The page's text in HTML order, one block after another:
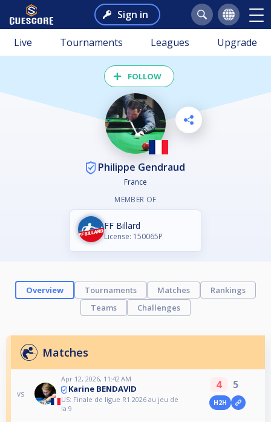
Sign in
Live Tournaments Leagues Upgrade
FOLLOW
Philippe Gendraud
France
MEMBER OF
FF Billard
License: 150065P
Overview Tournaments Matches
Rankings
Teams
Challenges
Matches
vs
Apr 12, 2026, 11:42 AM
Karine BENDAVID
US: Finale de ligue R1 2026 au jeu de
la 9
4 5
H2H